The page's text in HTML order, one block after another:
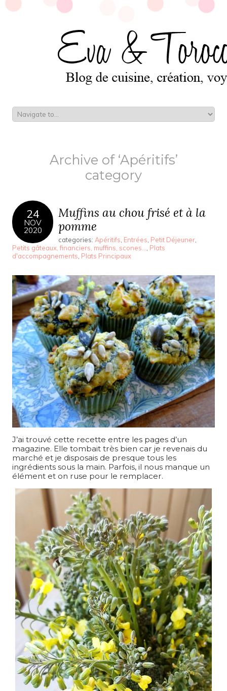
Archive of ‘Apéritifs’
category
24
NOV
2020
Muffins au chou frisé et à la
pomme
categories: Apéritifs Entrées Petit Déjeuner
Petits gâteaux, financiers, muffins, scones...
Plats
d'accompagnements Plats Principaux
J’ai trouvé cette recette entre les pages d’un
magazine. Elle tombait très bien car je revenais du
marché et je disposais de presque tous les
ingrédients sous la main. Parfois, il nous manque un
élément et on ruse pour le remplacer.